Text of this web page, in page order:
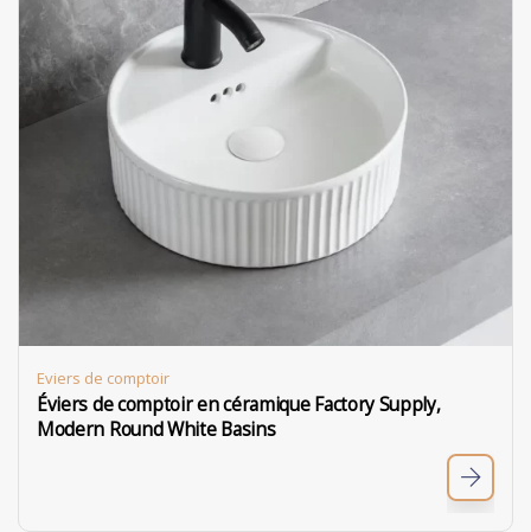
Eviers de comptoir
Éviers de comptoir en céramique Factory Supply,
Modern Round White Basins